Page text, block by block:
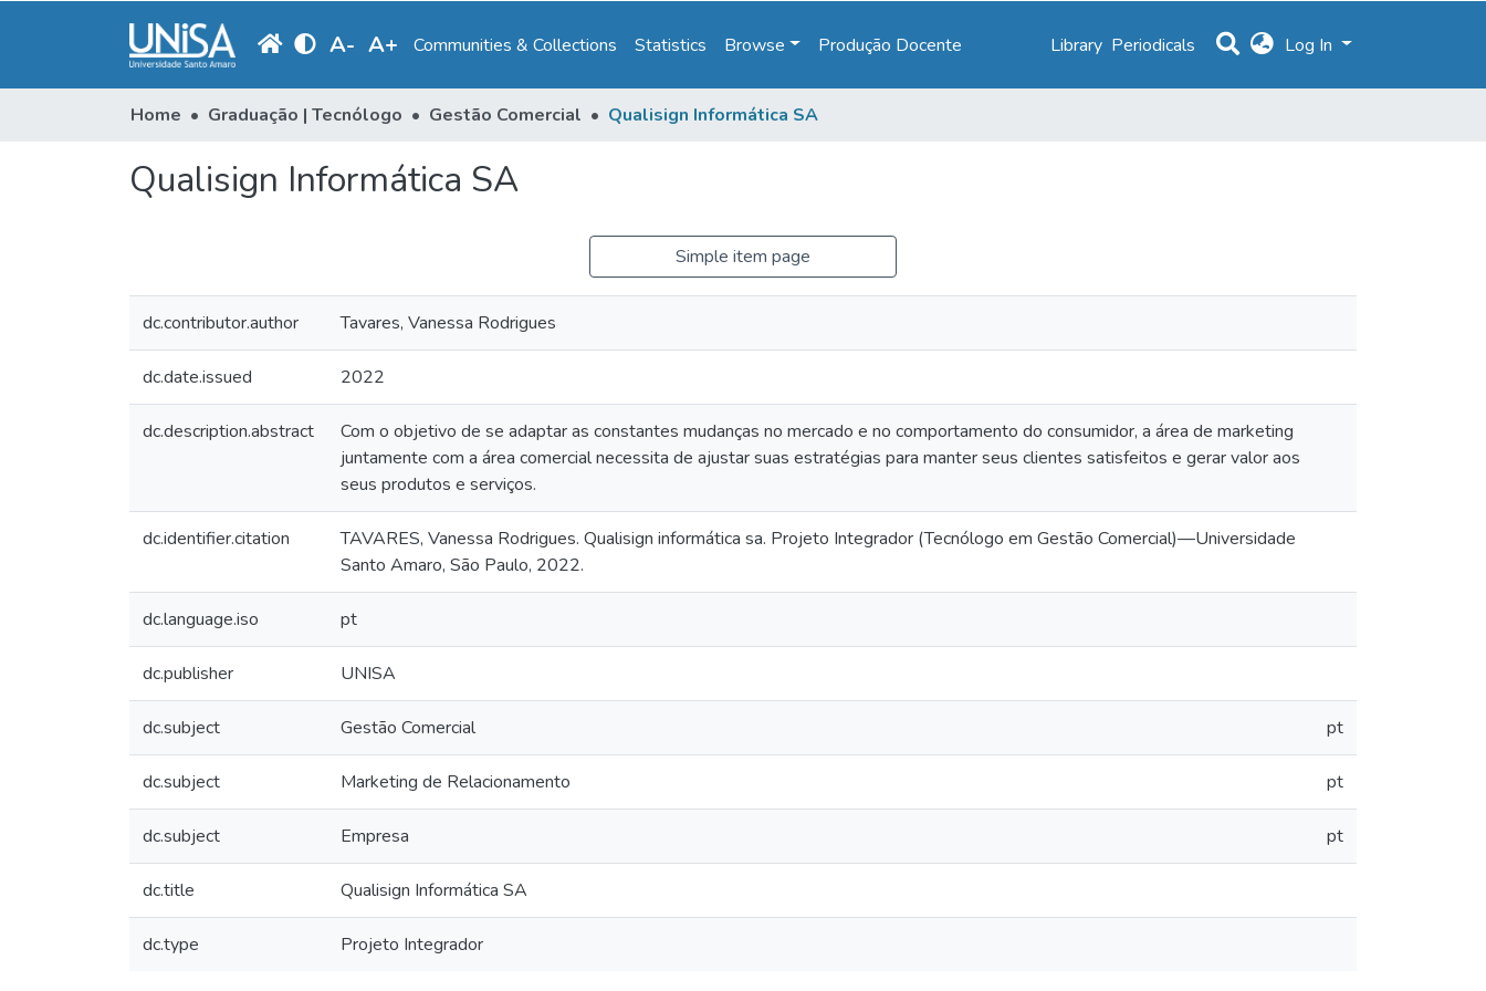
A- A+ Communities & Collections Statistics Browse Produção Docente Library Periodicals Log In
Home Graduação | Tecnólogo Gestão Comercial Qualisign Informática SA
Qualisign Informática SA
Simple item page
dc.contributor.author Tavares, Vanessa Rodrigues
dc.date.issued 2022
dc.description.abstract
Com o objetivo de se adaptar as constantes mudanças no mercado e no comportamento do consumidor, a área de marketing
juntamente com a área comercial necessita de ajustar suas estratégias para manter seus clientes satisfeitos e gerar valor aos
seus produtos e serviços.
dc.identifier.citation
TAVARES, Vanessa Rodrigues. Qualisign informática sa. Projeto Integrador (Tecnólogo em Gestão Comercial)—Universidade
Santo Amaro, São Paulo, 2022.
dc.language.iso pt
dc.publisher UNISA
dc.subject Gestão Comercial pt
dc.subject Marketing de Relacionamento pt
dc.subject Empresa pt
dc.title Qualisign Informática SA
dc.type Projeto Integrador